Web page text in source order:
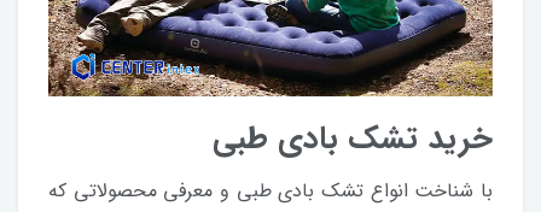
خرید تشک بادی طبی
با شناخت انواع تشک بادی طبی و معرفی محصولاتی که